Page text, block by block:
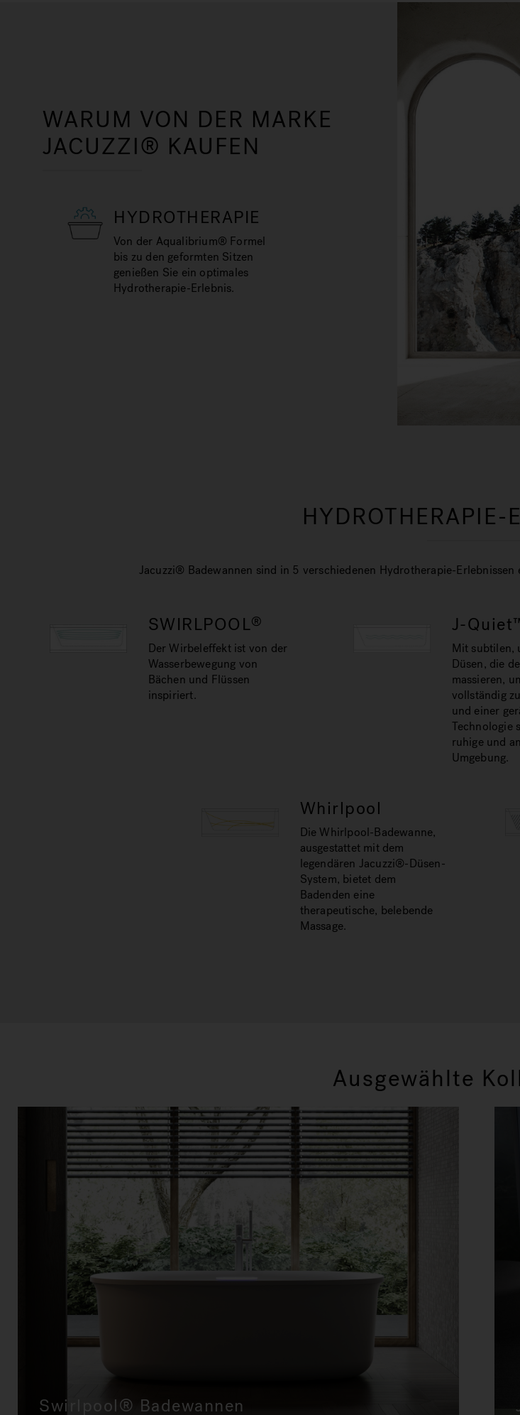
WARUM VON DER MARKE
JACUZZI® KAUFEN
HYDROTHERAPIE
Von der Aqualibrium® Formel
bis zu den geformten Sitzen
genießen Sie ein optimales
Hydrotherapie-Erlebnis.
HYDROTHERAPIE-
Jacuzzi® Badewannen sind in 5 verschiedenen Hydrotherapie-
SWIRLPOOL®
Der Wirbeleffekt ist von der
Wasserbewegung von
Bächen und Flüssen
inspiriert.
J-
Mit subtilen,
Düsen, die
massieren,
vollständig
und einer
Technologie
ruhige und
Umgebung.
Whirlpool
Die Whirlpool-Badewanne,
ausgestattet mit dem
legendären Jacuzzi®-Düsen-
System, bietet dem
Badenden eine
therapeutische, belebende
Massage.
Ausgewählte
Swirlpool® Badewannen